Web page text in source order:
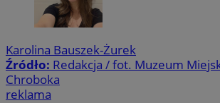
Karolina Bauszek-Żurek
Źródło: Redakcja / fot. Muzeum
Chroboka
reklama